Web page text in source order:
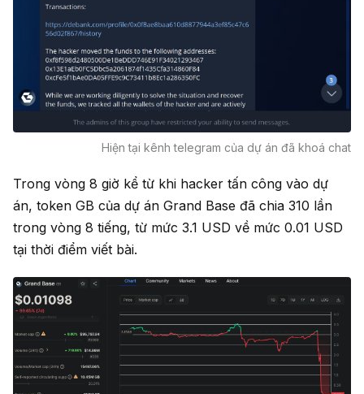
Hiện tại kênh telegram của dự án đã khoá chat
Trong vòng 8 giờ kể từ khi hacker tấn công vào dự
án, token GB của dự án Grand Base đã chia 310 lần
trong vòng 8 tiếng, từ mức 3.1 USD về mức 0.01 USD
tại thời điểm viết bài.